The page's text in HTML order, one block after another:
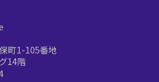
町1-105番地
14階